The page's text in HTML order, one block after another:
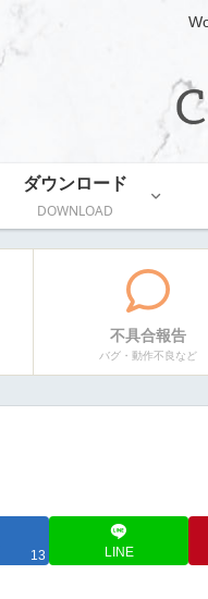
ダウンロード
DOWNLOAD
不具合報告
バグ・動作不良など
13 LINE